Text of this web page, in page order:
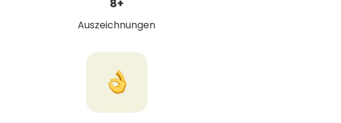
8+
Auszeichnungen